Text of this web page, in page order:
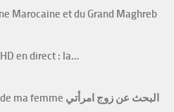
Marocaine et du Grand Maghreb
en direct : la…
A la recherche du mari de ma femme البحث عن زوج امرأتي